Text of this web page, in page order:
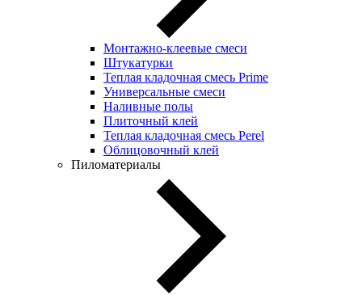
Монтажно-клеевые смеси
Штукатурки
Теплая кладочная смесь Prime
Универсальные смеси
Наливные полы
Плиточный клей
Теплая кладочная смесь Perel
Облицовочный клей
Пиломатериалы